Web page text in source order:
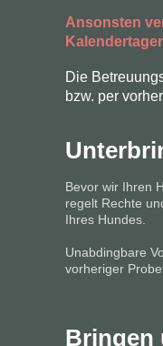
Ansonsten
Die
bzw. per
Bevor wir Ihren
regelt Rechte
Ihres Hundes.
Unabdingbare
vorheriger
Bringen